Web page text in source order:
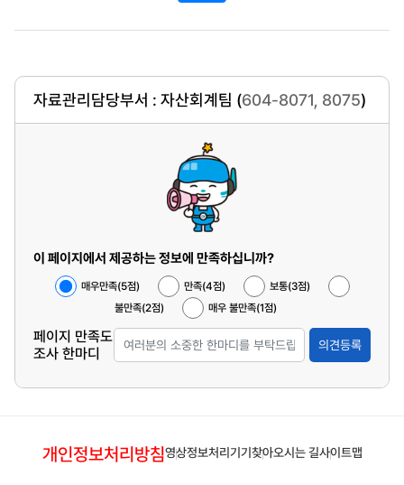
자료관리담당부서 : 자산회계팀 (604-8071, 8075)
이 페이지에서 제공하는 정보에 만족하십니까?
매우만족(5점) 만족(4점)
보통(3점)
불만족(2점)
매우 불만족(1점)
페이지 만족도
조사 한마디
의견등록
개인정보처리방침영상정보처리기기 찾아오시는 길사이트맵